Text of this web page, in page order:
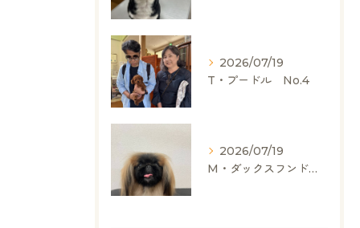
2026/07/19
T・プードル No.4
2026/07/19
M・ダックスフンド、ヨークシャーテリア、ペキニーズ、ポメラニアン